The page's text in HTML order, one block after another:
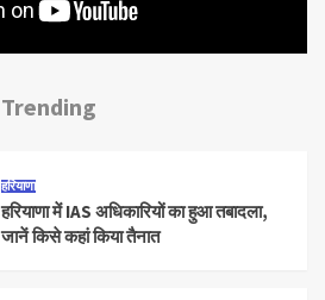
Trending
हरियाणा
हरियाणा में IAS अधिकारियों का हुआ तबादला,
जानें किसे कहां किया तैनात